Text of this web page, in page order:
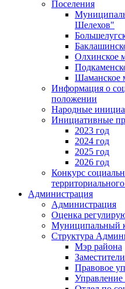
Поселения
Шелехов"
Олхинское
Шаманское
Информация о
положении
Народные
Инициативные
2023 год
2024 год
2025 год
2026 год
Конкурс
Администрация
Администрация
Оценка
Муниципальный
Структура
Мэр района
Правовое
Управление